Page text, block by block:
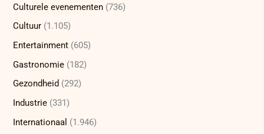
Culturele evenementen (736)
Cultuur (1.105)
Entertainment (605)
Gastronomie (182)
Gezondheid (292)
Industrie (331)
Internationaal (1.946)